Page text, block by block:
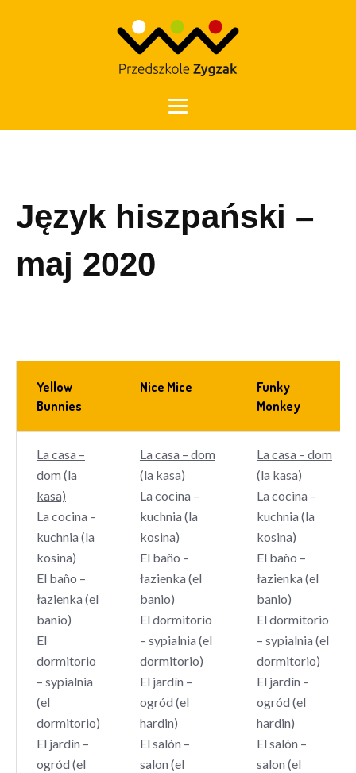
Język hiszpański –
maj 2020
Yellow
Bunnies
Nice Mice
Funky
Monkey
La casa –
dom (la
kasa)
La cocina –
kuchnia (la
kosina)
El baño –
łazienka (el
banio)
El
dormitorio
– sypialnia
(el
dormitorio)
El jardín –
ogród (el
La casa – dom
(la kasa)
La cocina –
kuchnia (la
kosina)
El baño –
łazienka (el
banio)
El dormitorio
– sypialnia (el
dormitorio)
El jardín –
ogród (el
hardin)
El salón –
salon (el
La casa – dom
(la kasa)
La cocina –
kuchnia (la
kosina)
El baño –
łazienka (el
banio)
El dormitorio
– sypialnia (el
dormitorio)
El jardín –
ogród (el
hardin)
El salón –
salon (el